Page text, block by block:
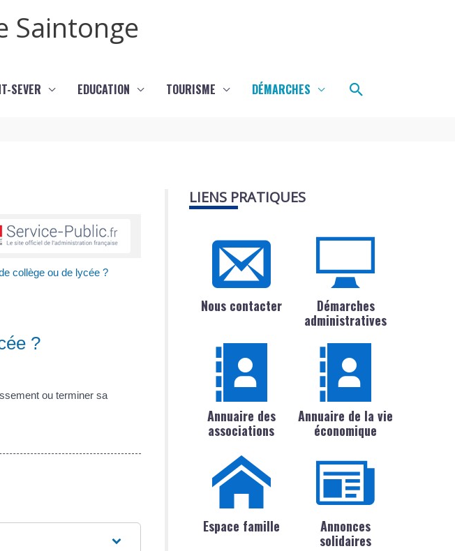
Saintonge
SEVER EDUCATION TOURISME DÉMARCHES Rechercher
collège ou de lycée ?
?
ou terminer sa
LIENS PRATIQUES
Nous contacter
Démarches
administratives
Annuaire des
associations
Annuaire de la vie
économique
Espace famille
Annonces
solidaires